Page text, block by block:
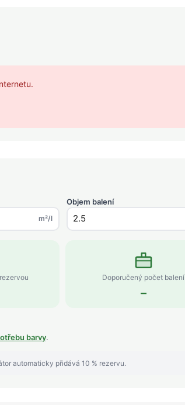
m²/l
Objem balení
Doporučený počet balení
–
barvy.
automaticky přidává 10 % rezervu.